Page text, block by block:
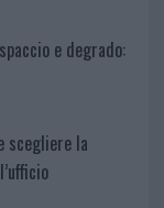
e degrado:
scegliere la